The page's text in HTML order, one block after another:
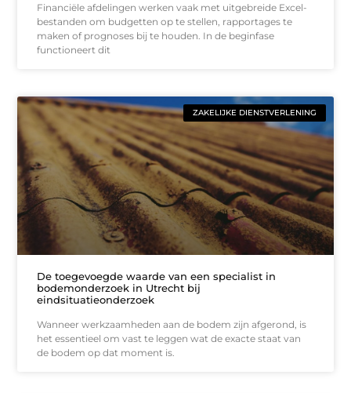
Financiële afdelingen werken vaak met uitgebreide Excel-
bestanden om budgetten op te stellen, rapportages te
maken of prognoses bij te houden. In de beginfase
functioneert dit
ZAKELIJKE DIENSTVERLENING
De toegevoegde waarde van een specialist in
bodemonderzoek in Utrecht bij
eindsituatieonderzoek
Wanneer werkzaamheden aan de bodem zijn afgerond, is
het essentieel om vast te leggen wat de exacte staat van
de bodem op dat moment is.